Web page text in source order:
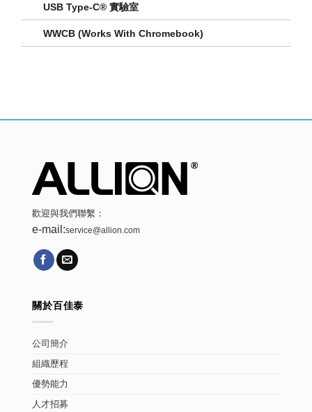
USB Type-C® 實驗室
WWCB (Works With Chromebook)
歡迎與我們聯繫：
e-mail:service@allion.com
關於百佳泰
公司簡介
組織歷程
優勢能力
人才招募